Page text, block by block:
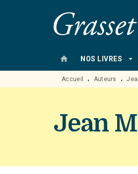
MENU
home NOS LIVRES arrow_drop_down
Accueil • Auteurs •
Jean